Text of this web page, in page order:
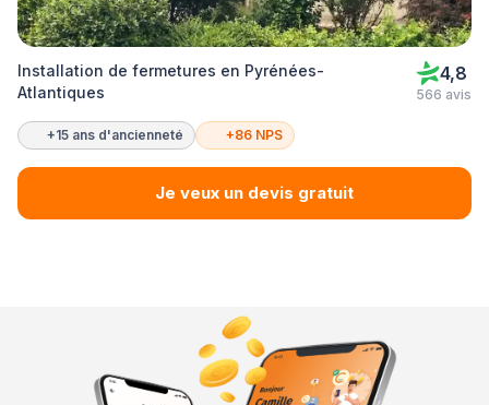
Installation de fermetures en Pyrénées-
Atlantiques
4,8
566 avis
+15 ans d'ancienneté +86 NPS
Je veux un devis gratuit